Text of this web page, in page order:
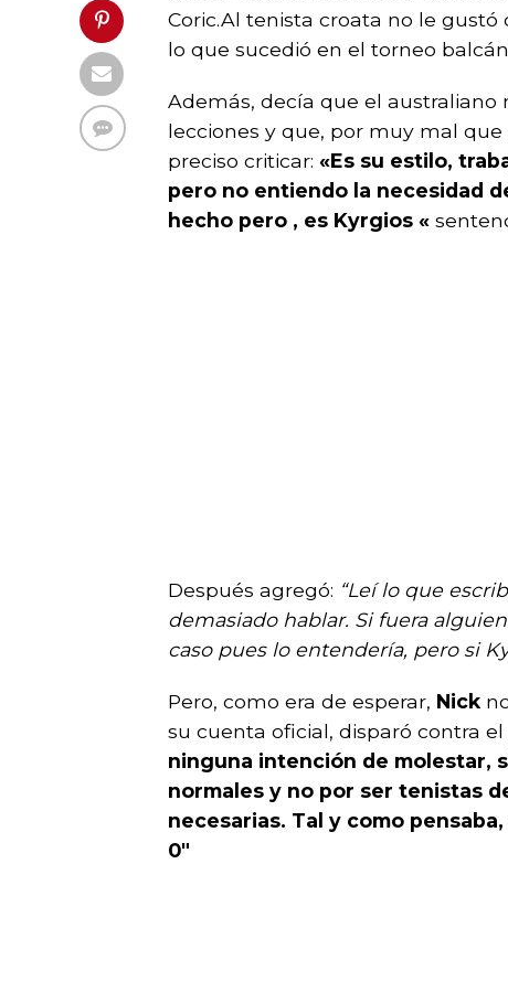
Coric.Al tenista croata no le
lo que sucedió en el torneo
Además, decía que el
lecciones y que, por muy mal
preciso criticar: «Es su estilo,
pero no entiendo la necesidad
hecho pero , es Kyrgios «
Después agregó: “Leí lo que
demasiado hablar. Si fuera
caso pues lo entendería, pero si
Pero, como era de esperar, Nick
su cuenta oficial, disparó contra el
ninguna intención de molestar,
normales y no por ser tenistas
necesarias. Tal y como
0″